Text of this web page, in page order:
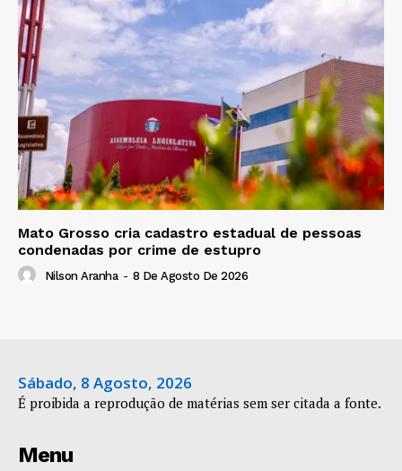
Mato Grosso cria cadastro estadual de pessoas
condenadas por crime de estupro
Nilson Aranha - 8 De Agosto De 2026
Sábado, 8 Agosto, 2026
É proibida a reprodução de matérias sem ser citada a fonte.
Menu